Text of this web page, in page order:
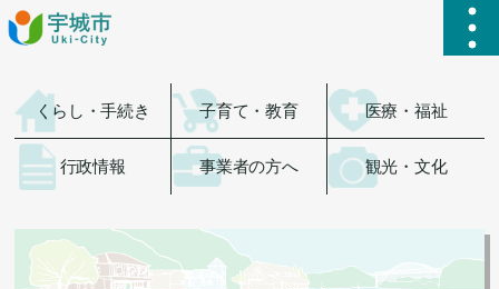
ハ
くらし・手続き 子育て・教育 医療・福祉
行政情報 事業者の方へ 観光・文化